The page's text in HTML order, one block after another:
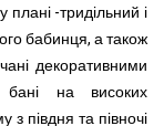
-тридільний і
бабинця, а також
декоративними
бані на високих
півдня та півночі